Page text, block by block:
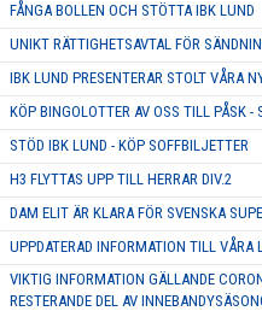
FÅNGA BOLLEN OCH STÖTTA IBK LUND
UNIKT RÄTTIGHETSAVTAL FÖR
IBK LUND PRESENTERAR STOLT VÅRA
KÖP BINGOLOTTER AV OSS TILL PÅSK -
STÖD IBK LUND - KÖP SOFFBILJETTER
H3 FLYTTAS UPP TILL HERRAR DIV.2
DAM ELIT ÄR KLARA FÖR SVENSKA
UPPDATERAD INFORMATION TILL VÅRA
VIKTIG INFORMATION GÄLLANDE
RESTERANDE DEL AV